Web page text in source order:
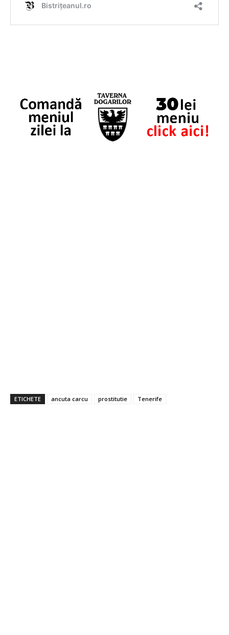
ETICHETE ancuta carcu prostitutie Tenerife